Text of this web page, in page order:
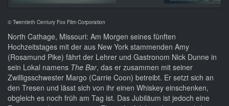
© Twentieth Century Fox Film Corporation
North Cathage, Missouri: Am Morgen seines fünften
Hochzeitstages mit der aus New York stammenden Amy
(Rosamund Pike) fährt der Lehrer und Gastronom Nick Dunne in
sein Lokal namens The Bar, das er zusammen mit seiner
Zwilligsschwester Margo (Carrie Coon) betreibt. Er setzt sich an
den Tresen und lässt sich von ihr einen Whiskey einschenken,
obgleich es noch früh am Tag ist. Das Jubiläum ist jedoch eine